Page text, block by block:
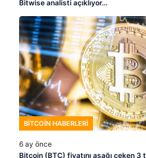
Bitwise analisti açıklıyor…
BITCOIN HABERLERI
6 ay önce
Bitcoin (BTC) fiyatını aşağı çeken